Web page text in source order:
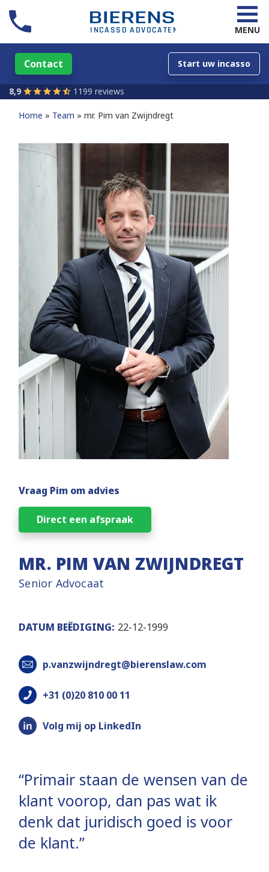
MENU
Contact Start uw incasso
8,9 1199 reviews
Home Team mr. Pim van Zwijndregt
Vraag Pim om advies
Direct een afspraak
MR. PIM VAN ZWIJNDREGT
Senior Advocaat
DATUM BEËDIGING: 22-12-1999
p.vanzwijndregt@bierenslaw.com
+31 (0)20 810 00 11
Volg mij op LinkedIn
“Primair staan de wensen van de
klant voorop, dan pas wat ik
denk dat juridisch goed is voor
de klant.”